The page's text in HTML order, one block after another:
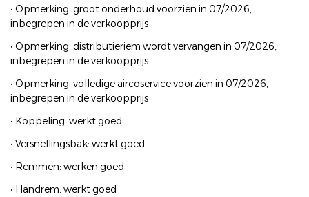
• Opmerking: groot onderhoud voorzien in 07/2026,
inbegrepen in de verkoopprijs
• Opmerking: distributieriem wordt vervangen in 07/2026,
inbegrepen in de verkoopprijs
• Opmerking: volledige aircoservice voorzien in 07/2026,
inbegrepen in de verkoopprijs
• Koppeling: werkt goed
• Versnellingsbak: werkt goed
• Remmen: werken goed
• Handrem: werkt goed